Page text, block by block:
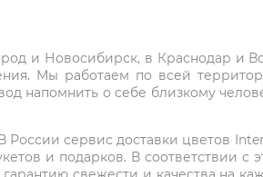
и Новосибирск, в Краснодар и
Мы работаем по всей
напомнить о себе близкому
сервис доставки цветов
и подарков. В соответствии с